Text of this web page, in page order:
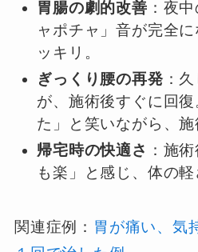
胃腸の劇的改善 ：夜
ャポチャ」音が完全
ッキリ。
ぎっくり腰の再発 ：
が、施術後すぐに回
た」と笑いながら、施
帰宅時の快適さ ：施
も楽」と感じ、体の軽
関連症例： 胃が痛い、気